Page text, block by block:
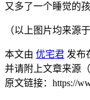
又多了一个睡觉的
（以上图片均来源
本文由 优宅君 发布
并请附上文章来源
原文链接：https://